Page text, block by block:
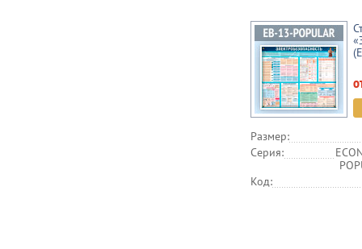
Размер:
Серия:
Код: